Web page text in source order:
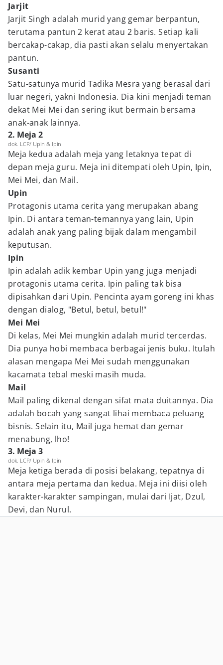
Jarjit
Jarjit Singh adalah murid yang gemar berpantun,
terutama pantun 2 kerat atau 2 baris. Setiap kali
bercakap-cakap, dia pasti akan selalu menyertakan
pantun.
Susanti
Satu-satunya murid Tadika Mesra yang berasal dari
luar negeri, yakni Indonesia. Dia kini menjadi teman
dekat Mei Mei dan sering ikut bermain bersama
anak-anak lainnya.
2. Meja 2
dok. LCP/ Upin & Ipin
Meja kedua adalah meja yang letaknya tepat di
depan meja guru. Meja ini ditempati oleh Upin, Ipin,
Mei Mei, dan Mail.
Upin
Protagonis utama cerita yang merupakan abang
Ipin. Di antara teman-temannya yang lain, Upin
adalah anak yang paling bijak dalam mengambil
keputusan.
Ipin
Ipin adalah adik kembar Upin yang juga menjadi
protagonis utama cerita. Ipin paling tak bisa
dipisahkan dari Upin. Pencinta ayam goreng ini khas
dengan dialog, "Betul, betul, betul!"
Mei Mei
Di kelas, Mei Mei mungkin adalah murid tercerdas.
Dia punya hobi membaca berbagai jenis buku. Itulah
alasan mengapa Mei Mei sudah menggunakan
kacamata tebal meski masih muda.
Mail
Mail paling dikenal dengan sifat mata duitannya. Dia
adalah bocah yang sangat lihai membaca peluang
bisnis. Selain itu, Mail juga hemat dan gemar
menabung, lho!
3. Meja 3
dok. LCP/ Upin & Ipin
Meja ketiga berada di posisi belakang, tepatnya di
antara meja pertama dan kedua. Meja ini diisi oleh
karakter-karakter sampingan, mulai dari Ijat, Dzul,
Devi, dan Nurul.